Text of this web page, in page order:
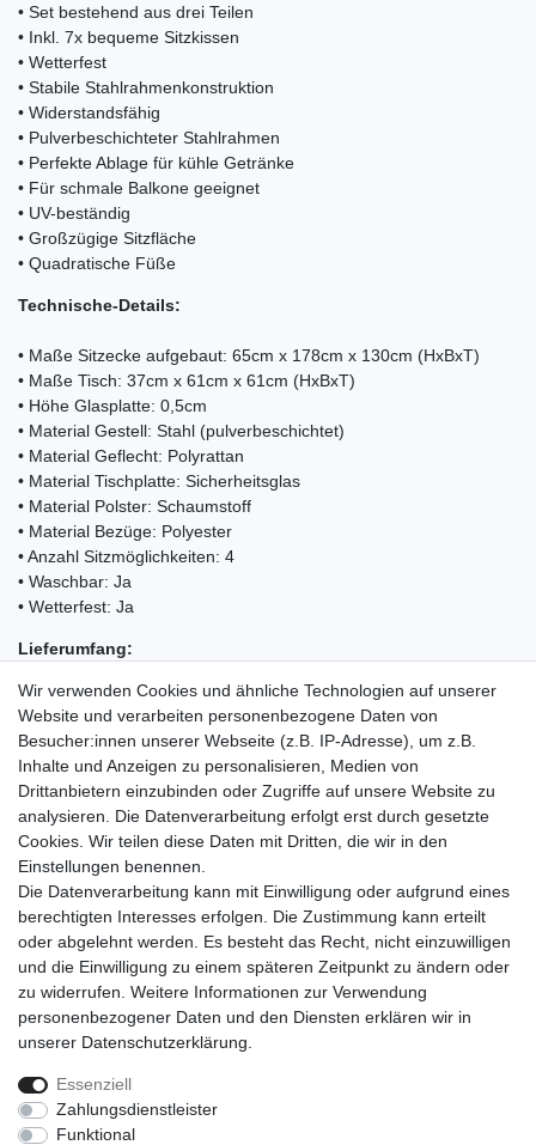
• Set bestehend aus drei Teilen
• Inkl. 7x bequeme Sitzkissen
• Wetterfest
• Stabile Stahlrahmenkonstruktion
• Widerstandsfähig
• Pulverbeschichteter Stahlrahmen
• Perfekte Ablage für kühle Getränke
• Für schmale Balkone geeignet
• UV-beständig
• Großzügige Sitzfläche
• Quadratische Füße
Technische-Details:
• Maße Sitzecke aufgebaut: 65cm x 178cm x 130cm (HxBxT)
• Maße Tisch: 37cm x 61cm x 61cm (HxBxT)
• Höhe Glasplatte: 0,5cm
• Material Gestell: Stahl (pulverbeschichtet)
• Material Geflecht: Polyrattan
• Material Tischplatte: Sicherheitsglas
• Material Polster: Schaumstoff
• Material Bezüge: Polyester
• Anzahl Sitzmöglichkeiten: 4
• Waschbar: Ja
• Wetterfest: Ja
Lieferumfang:
• 1x Polyrattan Gartenbank 3er Set KESSER
• 7x Kissen mit Polyester-Bezug
• 1x Anleitung
Einkaufen
Zahlungsarten
Versandarten & -kosten
Warenkorb
Mein Konto
Anmelden
Registrieren
Unternehmen
Wir verwenden Cookies und ähnliche Technologien auf unserer
Website und verarbeiten personenbezogene Daten von
Besucher:innen unserer Webseite (z.B. IP-Adresse), um z.B.
Inhalte und Anzeigen zu personalisieren, Medien von
Drittanbietern einzubinden oder Zugriffe auf unsere Website zu
analysieren. Die Datenverarbeitung erfolgt erst durch gesetzte
Cookies. Wir teilen diese Daten mit Dritten, die wir in den
Einstellungen benennen.
Die Datenverarbeitung kann mit Einwilligung oder aufgrund eines
berechtigten Interesses erfolgen. Die Zustimmung kann erteilt
oder abgelehnt werden. Es besteht das Recht, nicht einzuwilligen
und die Einwilligung zu einem späteren Zeitpunkt zu ändern oder
zu widerrufen. Weitere Informationen zur Verwendung
personenbezogener Daten und den Diensten erklären wir in
unserer Daten­schutz­erklärung
Essenziell
Zahlungsdienstleister
Funktional